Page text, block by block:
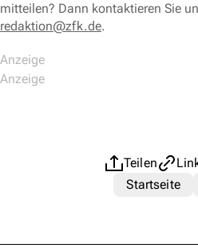
mitteilen? Dann kontaktieren Sie
redaktion@zfk.de.
Teilen
Startseite